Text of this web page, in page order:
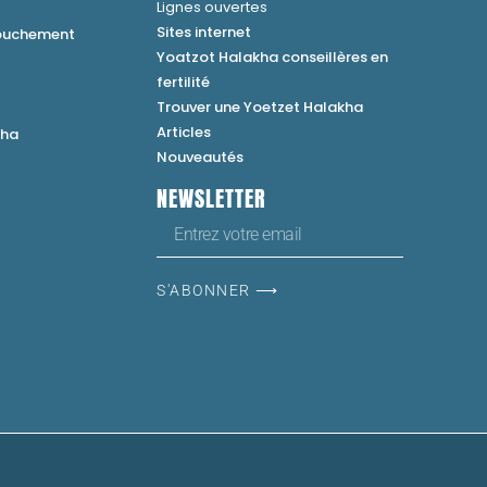
Lignes ouvertes
Sites internet
Yoatzot Halakha conseillères en
fertilité
Trouver une Yoetzet Halakha
Articles
Nouveautés
NEWSLETTER
S'ABONNER ⟶